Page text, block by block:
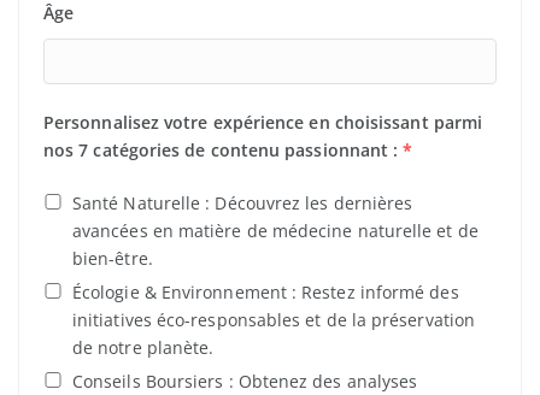
Âge
Personnalisez votre expérience en choisissant parmi
nos 7 catégories de contenu passionnant : *
Santé Naturelle : Découvrez les dernières
avancées en matière de médecine naturelle et de
bien-être.
Écologie & Environnement : Restez informé des
initiatives éco-responsables et de la préservation
de notre planète.
Conseils Boursiers : Obtenez des analyses